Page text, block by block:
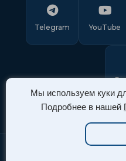
Мы используем куки
Подробнее в нашей
Telegram YouTube